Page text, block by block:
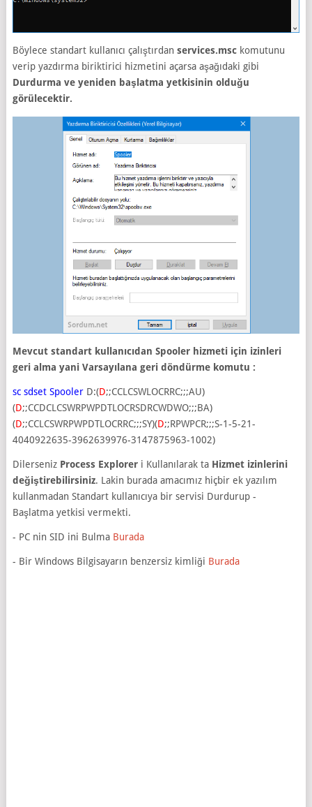
Böylece standart kullanıcı çalıştırdan services.msckomutunu
verip yazdırma biriktirici hizmetini açarsa aşağıdaki gibi
Durdurma ve yeniden başlatma yetkisinin olduğu
görülecektir.
Mevcut standart kullanıcıdan Spooler hizmeti için izinleri
geri alma yani Varsayılana geri döndürme komutu :
sc sdset SpoolerD:(D;;CCLCSWLOCRRC;;;AU)
(D;;CCDCLCSWRPWPDTLOCRSDRCWDWO;;;BA)
(D;;CCLCSWRPWPDTLOCRRC;;;SY)(D;;RPWPCR;;;S-1-5-21-
4040922635-3962639976-3147875963-1002)
Dilerseniz Process Exploreri Kullanılarak ta Hizmet izinlerini
değiştirebilirsiniz. Lakin burada amacımız hiçbir ek yazılım
kullanmadan Standart kullanıcıya bir servisi Durdurup -
Başlatma yetkisi vermekti.
- PC nin SID ini Bulma Burada
- Bir Windows Bilgisayarın benzersiz kimliği Burada